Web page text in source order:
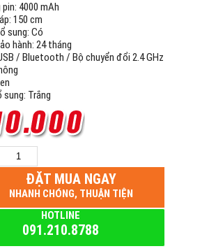
4000 mAh
150 cm
sung: Có
hành: 24 tháng
/ Bluetooth / Bộ chuyển đổi 2.4 GHz
sung: Trắng
ĐẶT MUA NGAY
NHANH CHÓNG, THUẬN TIỆN
HOTLINE
091.210.8788